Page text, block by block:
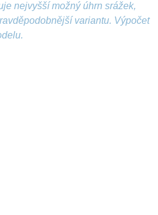
nejvyšší možný úhrn srážek,
variantu. Výpočet